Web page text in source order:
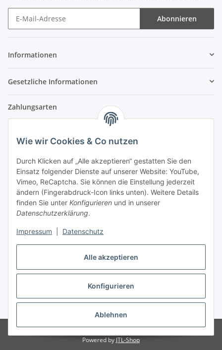
Alle akzeptieren
Konfigurieren
Ablehnen
Wie wir Cookies & Co nutzen
Durch Klicken auf „Alle akzeptieren“ gestatten Sie den
Einsatz folgender Dienste auf unserer Website: YouTube,
Vimeo, ReCaptcha. Sie können die Einstellung jederzeit
ändern (Fingerabdruck-Icon links unten). Weitere Details
finden Sie unter Konfigurieren und in unserer
Datenschutzerklärung.
Impressum Datenschutz
Abonnieren
Informationen
Gesetzliche Informationen
Zahlungsarten
Versandpartner
Partner
* Alle Preise inkl. gesetzlicher USt., zzgl.
Powered by JTL-Shop